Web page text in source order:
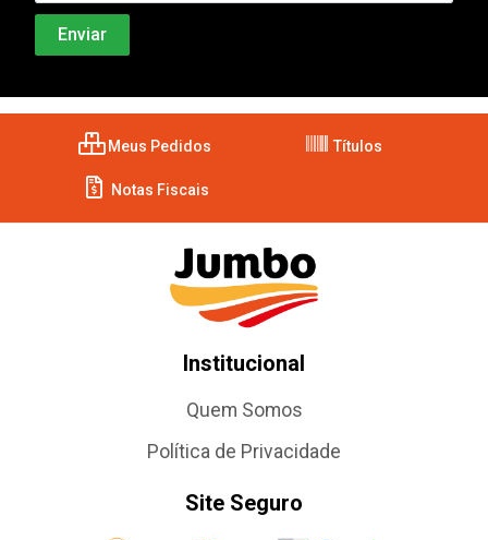
Meus Pedidos Títulos
Notas Fiscais
Institucional
Quem Somos
Política de Privacidade
Site Seguro